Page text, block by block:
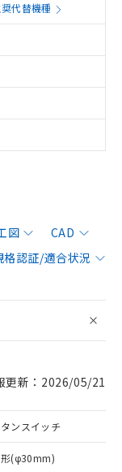
代替機種
図
CAD
格認証/適合状況
更新：2026/05/21
ンスイッチ
(φ30mm)